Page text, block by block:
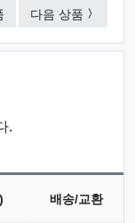
깃발-기계자수비로도
다음 상품 비로도
.
배송/교환